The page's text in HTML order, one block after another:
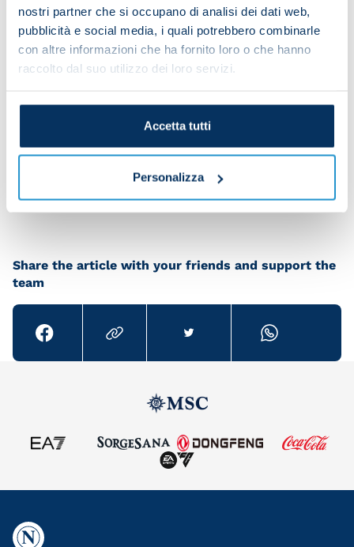
nostri partner che si occupano di analisi dei dati web,
pubblicità e social media, i quali potrebbero combinarle
con altre informazioni che ha fornito loro o che hanno
raccolto dal suo utilizzo dei loro servizi.
Accetta tutti
Personalizza
Natan trained with the group for the first part of
the session and then followed a personalised
and worked individually on the pitch.
Mathias Olivera also did individual training on the
pitch.
Share the article with your friends and support the
team